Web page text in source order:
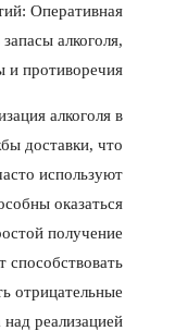
Оперативная
алкоголя,
и противоречия:
алкоголя в
доставки, что
используют
оказаться
получение
отрицательные
реализацией